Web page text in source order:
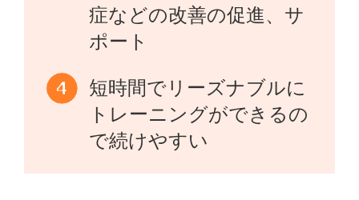
症などの改善の促進、サ
ポート
短時間でリーズナブルに
トレーニングができるの
で続けやすい